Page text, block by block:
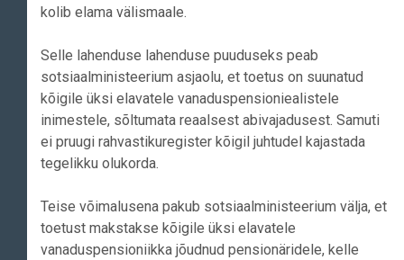
kolib elama välismaale.
Selle lahenduse lahenduse puuduseks peab
sotsiaalministeerium asjaolu, et toetus on suunatud
kõigile üksi elavatele vanaduspensioniealistele
inimestele, sõltumata reaalsest abivajadusest. Samuti
ei pruugi rahvastikuregister kõigil juhtudel kajastada
tegelikku olukorda.
Teise võimalusena pakub sotsiaalministeerium välja, et
toetust makstakse kõigile üksi elavatele
vanaduspensioniikka jõudnud pensionäridele, kelle